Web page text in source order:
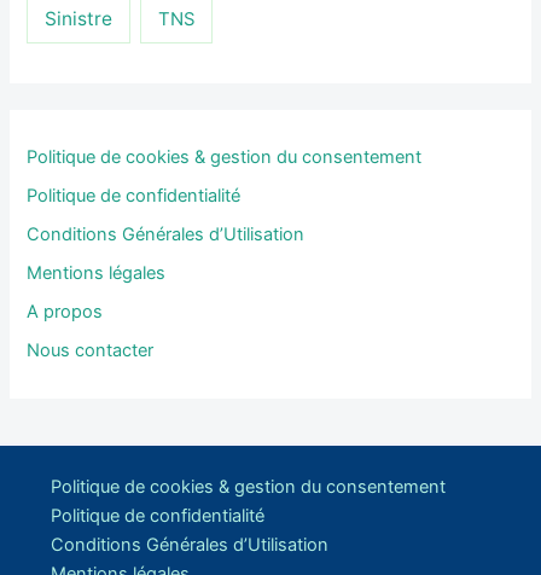
Sinistre TNS
Politique de cookies & gestion du consentement
Politique de confidentialité
Conditions Générales d’Utilisation
Mentions légales
A propos
Nous contacter
Politique de cookies & gestion du consentement
Politique de confidentialité
Conditions Générales d’Utilisation